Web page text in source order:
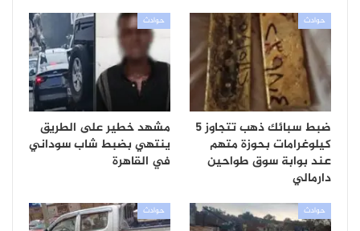
حوادث
ضبط سبائك ذهب تتجاوز 5
كيلوغرامات بحوزة متهم
عند بوابة سوق طواحين
دارمالي
حوادث
مشهد خطير على الطريق
ينتهي بضبط شاب سوداني
في القاهرة
حوادث حوادث